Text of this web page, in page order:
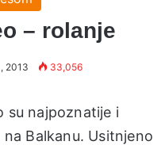
– rolanje
2013 33,056
su najpoznatije i
Balkanu. Usitnjeno